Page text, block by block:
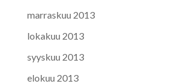
marraskuu 2013
lokakuu 2013
syyskuu 2013
elokuu 2013